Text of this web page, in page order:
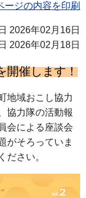
ージの内容を印刷
2026年02月16日
2026年02月18日
開催します！
地域おこし協力
協力隊の活動報
会による座談会
がそろっていま
ださい。